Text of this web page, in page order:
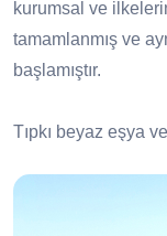
kurumsal ve
tamamlanmış ve
başlamıştır.
Tıpkı beyaz eşya
olduğumuz tüm
tamir işlemlerini,